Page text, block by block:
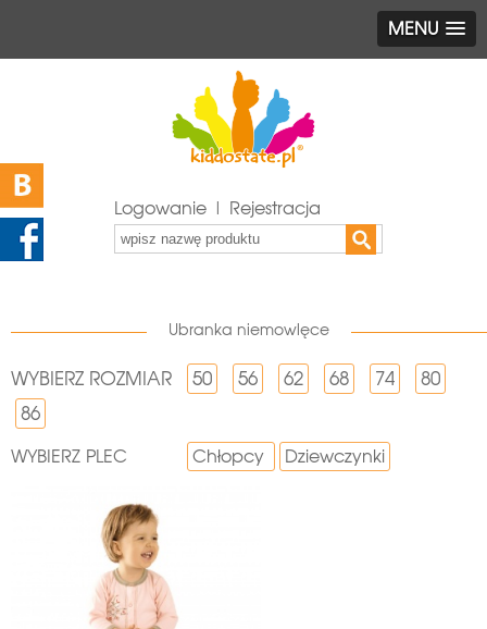
MENU
Logowanie | Rejestracja
Ubranka niemowlęce
WYBIERZ ROZMIAR 50 56 62 68 74
80
86
WYBIERZ PLEC Chłopcy Dziewczynki